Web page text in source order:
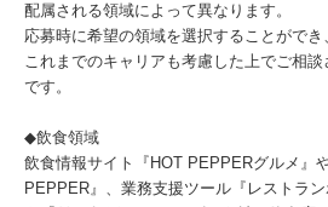
配属される領域によって異なります。
応募時に希望の領域を選択することができ
これまでのキャリアも考慮した上でご相
です。
◆飲食領域
飲食情報サイト『HOT PEPPERグルメ』
PEPPER』、業務支援ツール『レストラ